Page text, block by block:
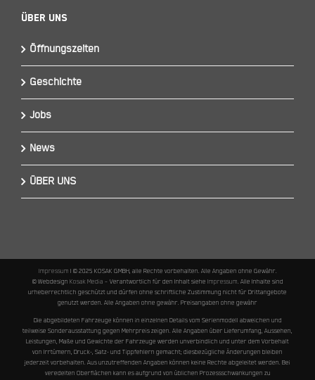
Über Uns
Öffnungszeiten
Geschichte
Jobs
News
ÜBER UNS
Impressum I © 2025 KOSAK GMBH, alle Rechte vorbehalten. Alle Angaben ohne Gewähr.
© Webdesign Kosak Media – Verantwortlich für den Inhalt siehe Impressum. Alle Inhalte sind
urheberrechtlich geschützt und dürfen ohne schriftliche Zustimmung nicht für Drittangebote
genutzt werden. Alle Angaben ohne gewähr. Preisangaben ohne gewähr
Die abgebildeten Fahrzeuge können in einzelnen Details vom Serienmodell abweichen und
teilweise Sonderausstattung gegen Mehrpreis zeigen. Alle Angaben über Lieferumfang, Aussehen,
Leistungen, Maße und Gewichte der Fahrzeuge werden unverbindlich und unter dem Vorbehalt
von Irrtümern, Druck-, Satz- und Tippfehlern gemacht; diesbezügliche Änderungen bleiben
jederzeit vorbehalten. Aus unzutreffenden Angaben können keine Rechte abgeleitet werden. Bei
veredelten Oberflächen kann es aufgrund von üblichen Prozessschwankungen zu